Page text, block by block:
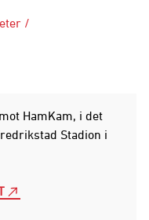
/
HamKam, i det
Stadion i